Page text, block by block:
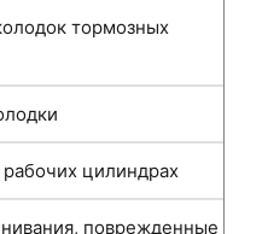
тормозных
цилиндрах
поврежденные